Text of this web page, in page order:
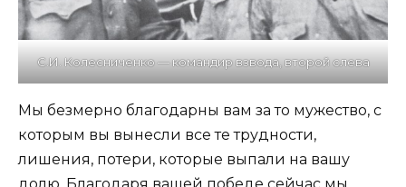
С.И. Колесниченко — командир взвода, второй слева
Мы безмерно благодарны вам за то мужество, с
которым вы вынесли все те трудности,
лишения, потери, которые выпали на вашу